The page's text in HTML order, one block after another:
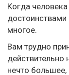
Когда
достоинствами
многое.
Вам трудно
действительно
нечто большее,